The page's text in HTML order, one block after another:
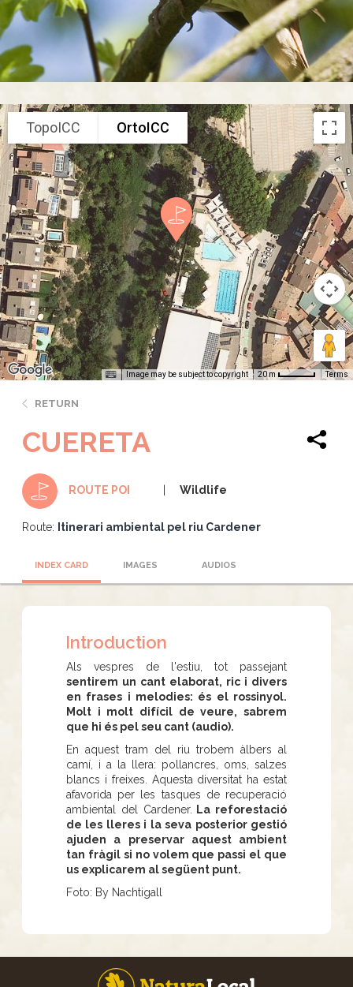
TopoICC OrtoICC
Image may be subject to copyright 20 m Terms
RETURN
CUERETA
ROUTE POI Wildlife
Route: Itinerari ambiental pel riu Cardener
INDEX CARD IMAGES AUDIOS
Introduction
Als vespres de l'estiu, tot passejant
sentirem un cant elaborat, ric i divers
en frases i melodies: és el rossinyol.
Molt i molt difícil de veure, sabrem
que hi és pel seu cant (audio).
En aquest tram del riu trobem àlbers al
camí, i a la llera: pollancres, oms, salzes
blancs i freixes. Aquesta diversitat ha estat
afavorida per les tasques de recuperació
ambiental del Cardener. La reforestació
de les lleres i la seva posterior gestió
ajuden a preservar aquest ambient
tan fràgil si no volem que passi el que
us explicarem al següent punt.
Foto: By Nachtigall